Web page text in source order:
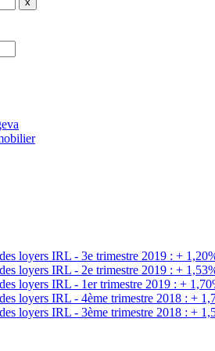
loyers IRL - 3e trimestre 2019 : +
loyers IRL - 2e trimestre 2019 : +
loyers IRL - 1er trimestre 2019 : +
loyers IRL - 4ème trimestre 2018 : +
loyers IRL - 3ème trimestre 2018 : +